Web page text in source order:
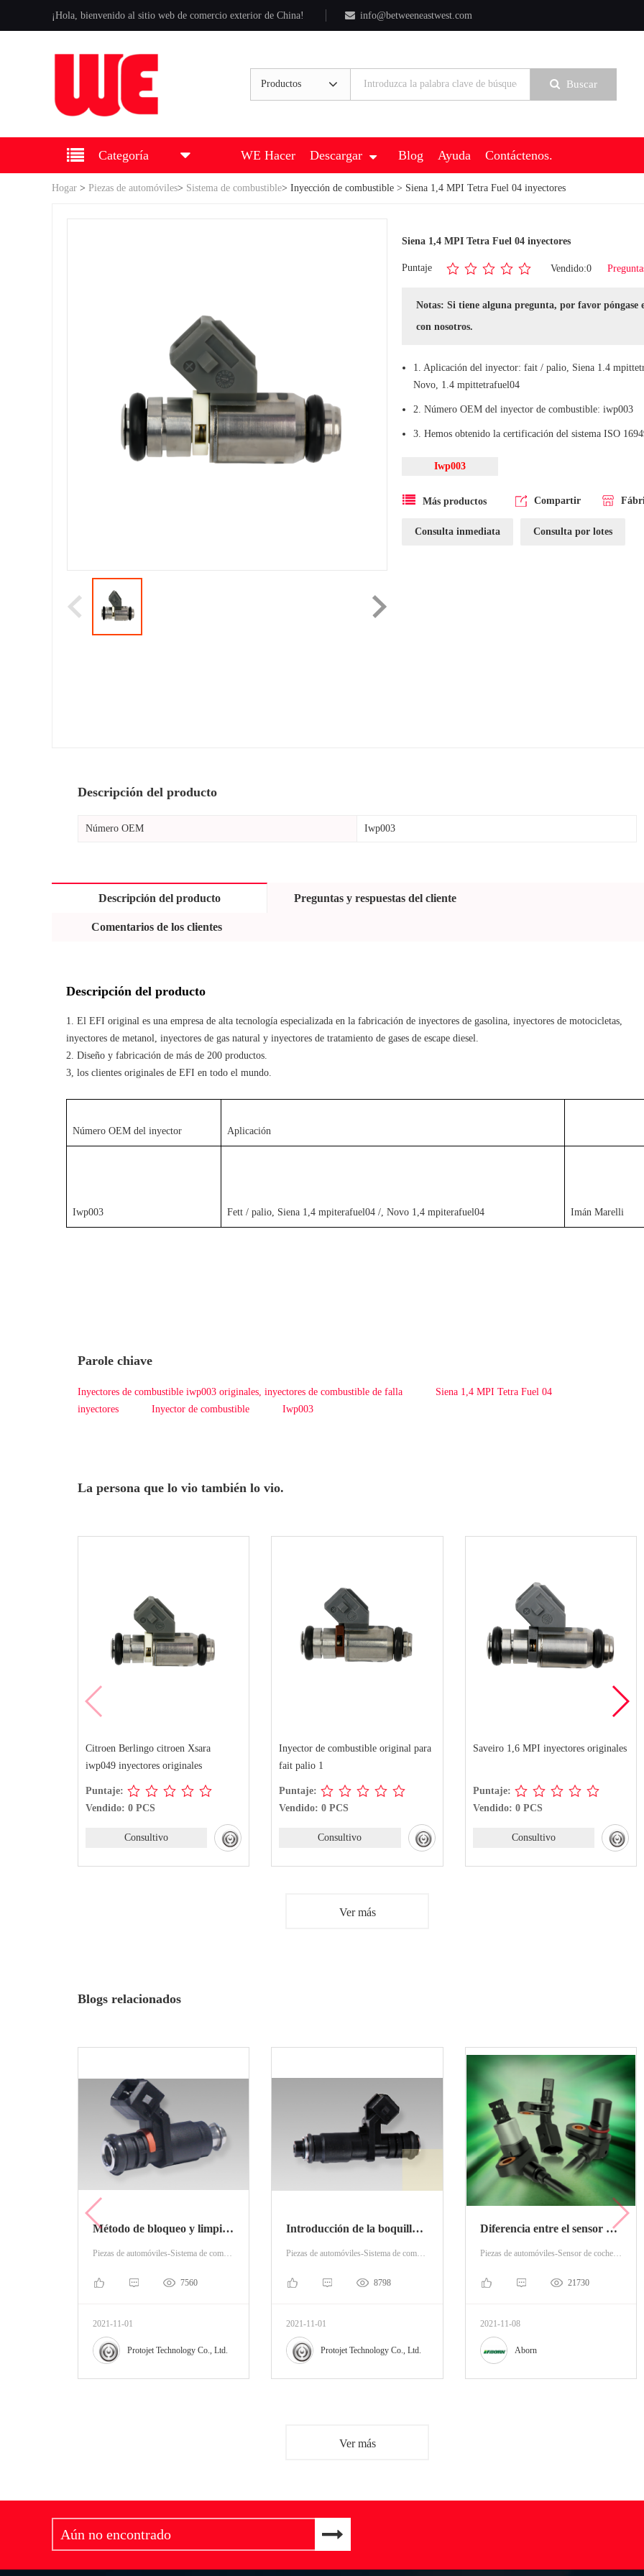
¡Hola, bienvenido al sitio web de comercio exterior de China! info@betweeneastwest.com
Productos Buscar
Categoría WE Hacer Descargar Blog Ayuda Contáctenos.
Hogar > Piezas de automóviles> Sistema de combustible> Inyección de combustible > Siena 1,4 MPI Tetra Fuel 04 inyectores
Siena 1,4 MPI Tetra Fuel 04 inyectores
Puntaje Vendido:0
Notas: Si tiene alguna pregunta, por favor póngase
con nosotros.
1. Aplicación del inyector: fait / palio, Siena 1.4
Novo, 1.4 mpittetrafuel04
2. Número OEM del inyector de combustible: iwp003
3. Hemos obtenido la certificación del sistema ISO
Iwp003
Más productos Compartir
Consulta inmediata Consulta por lotes
Descripción del producto
Número OEM Iwp003
Descripción del producto Preguntas y respuestas del cliente
Comentarios de los clientes
Descripción del producto
1. El EFI original es una empresa de alta tecnología especializada en la fabricación de inyectores de gasolina, inyectores de motocicletas,
inyectores de metanol, inyectores de gas natural y inyectores de tratamiento de gases de escape diesel.
2. Diseño y fabricación de más de 200 productos.
3, los clientes originales de EFI en todo el mundo.
Número OEM del inyector Aplicación
Iwp003 Fett / palio, Siena 1,4 mpiterafuel04 /, Novo 1,4 mpiterafuel04 Imán Marelli
Parole chiave
Inyectores de combustible iwp003 originales, inyectores de combustible de falla
Siena 1,4 MPI Tetra Fuel 04
inyectores
Inyector de combustible Iwp003
La persona que lo vio también lo vio.
Citroen Berlingo citroen Xsara
iwp049 inyectores originales
Puntaje:
Vendido: 0 PCS
Consultivo
Inyector de combustible original para
fait palio 1
Puntaje:
Vendido: 0 PCS
Consultivo
Saveiro 1,6 MPI inyectores originales
Puntaje:
Vendido: 0 PCS
Consultivo
Ver más
Blogs relacionados
Método de bloqueo y limpieza de la boquilla de inyección de combustible
Piezas de automóviles-Sistema de combustible-Inyección de combustible
7560
2021-11-01
Protojet Technology Co., Ltd.
Introducción de la boquilla de inyección de combustible
Piezas de automóviles-Sistema de combustible-Inyección de combustible
8798
2021-11-01
Protojet Technology Co., Ltd.
Diferencia entre el sensor de posición del cigüeñal y el sensor de posición del árbol de levas
Piezas de automóviles-Sensor de coche-Sensores de posición del cigüeñal
21730
2021-11-08
Aborn
Ver más